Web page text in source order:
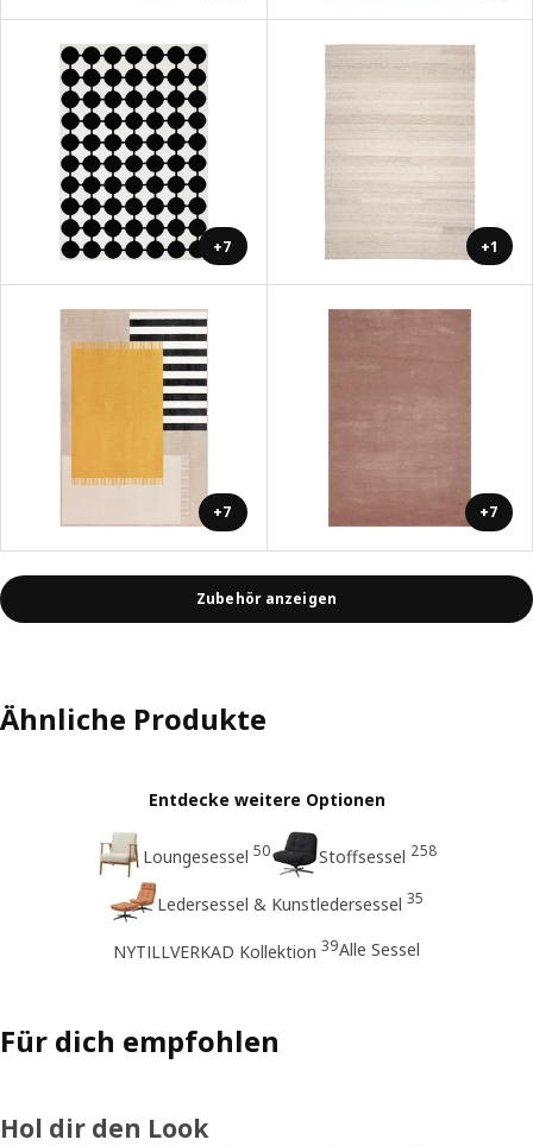
+7 +1
+7 +7
Zubehör anzeigen
Ähnliche Produkte
Entdecke weitere Optionen
Loungesessel 50 Stoffsessel 258
Ledersessel & Kunstledersessel 35
NYTILLVERKAD Kollektion 39Alle Sessel
Für dich empfohlen
Hol dir den Look